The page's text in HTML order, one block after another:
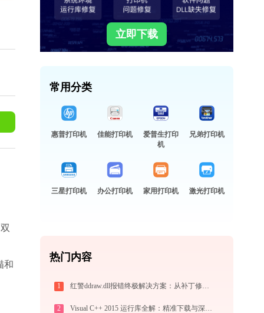
和
立即下载
常用分类
惠普打印机 佳能打印机
爱普生打印
机
兄弟打印机
三星打印机 办公打印机 家用打印机 激光打印机
热门内容
1 红警ddraw.dll报错终极解决方案：从补丁修复到文件替换全指南
2 Visual C++ 2015 运行库全解：精准下载与深度修复指南-毒霸